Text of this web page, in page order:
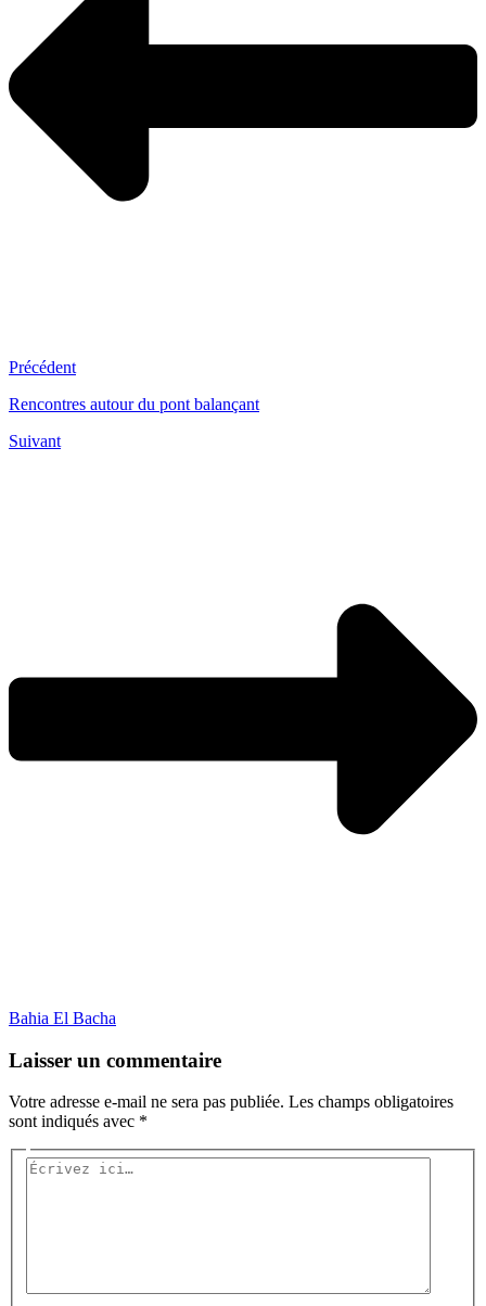
Précédent
Rencontres autour du pont balançant
Suivant
Bahia El Bacha
Laisser un commentaire
Votre adresse e-mail ne sera pas publiée. Les champs obligatoires
sont indiqués avec *
Écrivez